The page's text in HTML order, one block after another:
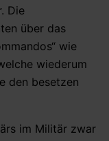
Die
über das
wie
wiederum
den besetzen
im Militär zwar